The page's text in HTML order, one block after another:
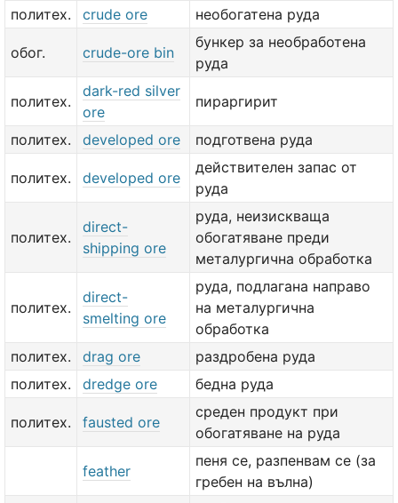
политех.
crude ore необогатена руда
обог. crude-ore bin
бункер за необработена
руда
политех.
dark-red silver
ore
пираргирит
политех. developed ore подготвена руда
политех. developed ore
действителен запас от
руда
политех.
direct-
shipping ore
руда, неизискваща
обогатяване преди
металургична обработка
политех.
direct-
smelting ore
руда, подлагана направо
на металургична
обработка
политех.
drag ore
раздробена руда
политех.
dredge ore бедна руда
политех. fausted ore
среден продукт при
обогатяване на руда
feather
пеня се, разпенвам се (за
гребен на вълна)